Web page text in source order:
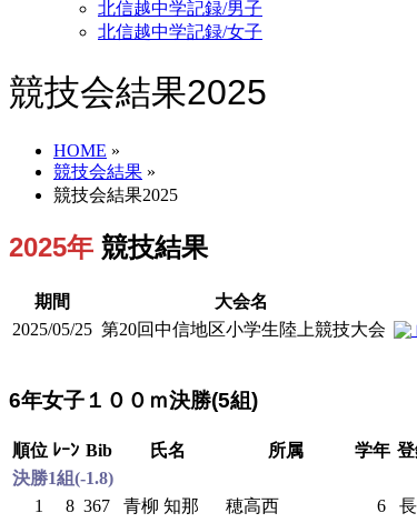
北信越中学記録/男子
北信越中学記録/女子
競技会結果2025
HOME »
競技会結果 »
競技会結果2025
2025年 競技結果
期間 大会名
2025/05/25 第20回中信地区小学生陸上競技大会
6年女子１００ｍ決勝(5組)
順位 ﾚｰﾝ Bib 氏名 所属 学年
決勝1組(-1.8)
1
8 367 青柳 知那 穂高西 6